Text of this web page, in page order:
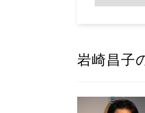
岩崎昌子